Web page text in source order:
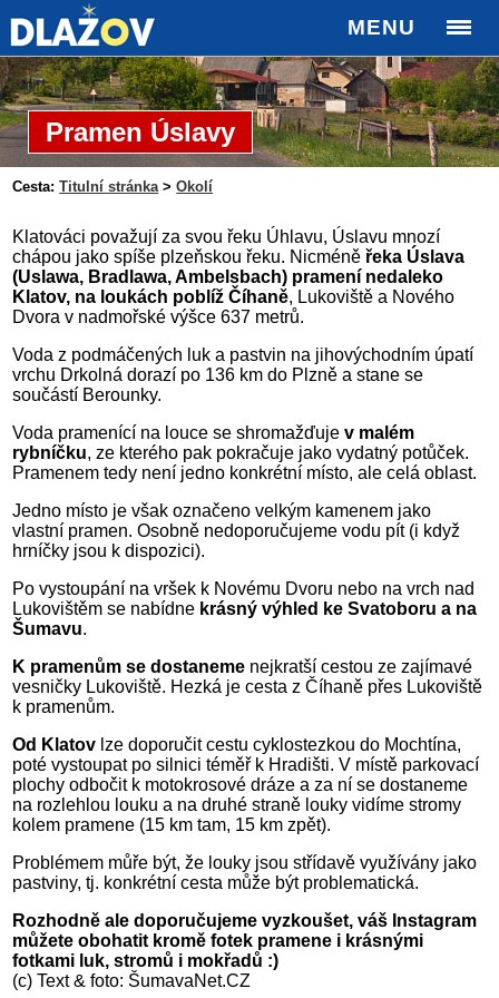
MENU
Pramen Úslavy
Cesta: Titulní stránka>Okolí
Klatováci považují za svou řeku Úhlavu, Úslavu mnozí
chápou jako spíše plzeňskou řeku. Nicméně řeka Úslava
(Uslawa, Bradlawa, Ambelsbach) pramení nedaleko
Klatov, na loukách poblíž Číhaně, Lukoviště a Nového
Dvora v nadmořské výšce 637 metrů.
Voda z podmáčených luk a pastvin na jihovýchodním úpatí
vrchu Drkolná dorazí po 136 km do Plzně a stane se
součástí Berounky.
Voda pramenící na louce se shromažďuje v malém
rybníčku, ze kterého pak pokračuje jako vydatný potůček.
Pramenem tedy není jedno konkrétní místo, ale celá oblast.
Jedno místo je však označeno velkým kamenem jako
vlastní pramen. Osobně nedoporučujeme vodu pít (i když
hrníčky jsou k dispozici).
Po vystoupání na vršek k Novému Dvoru nebo na vrch nad
Lukovištěm se nabídne krásný výhled ke Svatoboru a na
Šumavu.
K pramenům se dostaneme nejkratší cestou ze zajímavé
vesničky Lukoviště. Hezká je cesta z Číhaně přes Lukoviště
k pramenům.
Od Klatov lze doporučit cestu cyklostezkou do Mochtína,
poté vystoupat po silnici téměř k Hradišti. V místě parkovací
plochy odbočit k motokrosové dráze a za ní se dostaneme
na rozlehlou louku a na druhé straně louky vidíme stromy
kolem pramene (15 km tam, 15 km zpět).
Problémem můře být, že louky jsou střídavě využívány jako
pastviny, tj. konkrétní cesta může být problematická.
Rozhodně ale doporučujeme vyzkoušet, váš Instagram
můžete obohatit kromě fotek pramene i krásnými
fotkami luk, stromů i mokřadů :)
(c) Text & foto: ŠumavaNet.CZ